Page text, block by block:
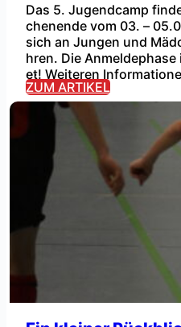
Das 5. Jugendcamp
chenende vom 03. –
sich an Jungen und
hren. Die
et! Weiteren
für das Jugendcamp.
lden bzw. euch einen
r kommt ihr […]
...
ZUM ARTIKEL